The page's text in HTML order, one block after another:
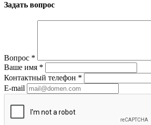
Задать вопрос
Вопрос *
Ваше имя *
Контактный телефон *
E-mail